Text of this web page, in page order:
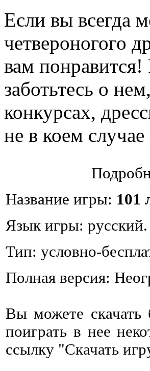
Если вы всегда
четвероногого
вам понравится!
заботьтесь о
конкурсах,
не в коем
Название игры: 101
Язык игры: русский.
Тип: условно-
Полная версия:
Вы можете
поиграть в нее
ссылку "Скачать